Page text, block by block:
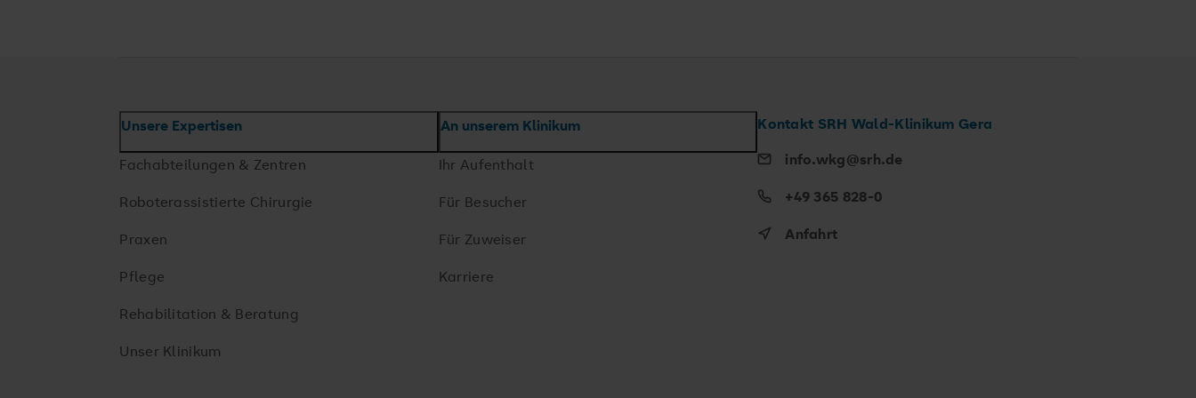
Unsere Expertisen
Fachabteilungen & Zentren
Roboterassistierte Chirurgie
Praxen
Pflege
Rehabilitation & Beratung
Unser Klinikum
An unserem Klinikum
Ihr Aufenthalt
Für Besucher
Für Zuweiser
Karriere
Kontakt SRH Wald-Klinikum Gera
info.wkg@srh.de
+49 365 828-0
Anfahrt